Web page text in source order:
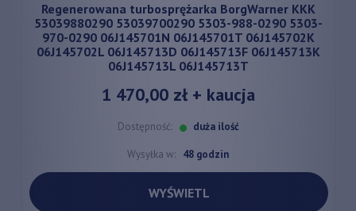
Regenerowana turbosprężarka BorgWarner KKK
53039880290 53039700290 5303-988-0290 5303-
970-0290 06J145701N 06J145701T 06J145702K
06J145702L 06J145713D 06J145713F 06J145713K
06J145713L 06J145713T
1 470,00 zł+ kaucja
Dostępność: duża ilość
Wysyłka w: 48 godzin
WYŚWIETL